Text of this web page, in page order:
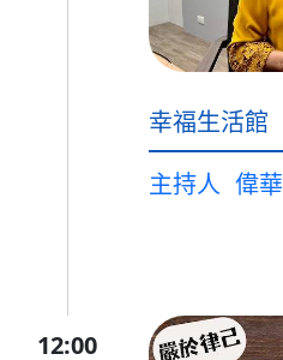
幸福生活館
主持人 偉華
12:00